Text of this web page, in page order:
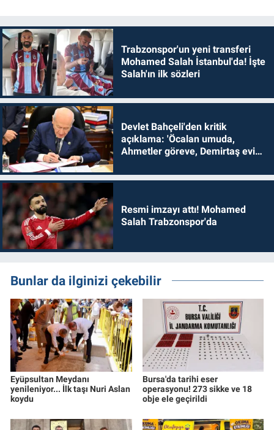
Trabzonspor'un yeni transferi
Mohamed Salah İstanbul'da! İşte
Salah'ın ilk sözleri
Devlet Bahçeli'den kritik
açıklama: 'Öcalan umuda,
Ahmetler göreve, Demirtaş evine
Resmi imzayı attı! Mohamed
Salah Trabzonspor'da
Bunlar da ilginizi çekebilir
Eyüpsultan Meydanı
yenileniyor... İlk taşı Nuri Aslan
koydu
Bursa'da tarihi eser
operasyonu! 273 sikke ve 18
obje ele geçirildi